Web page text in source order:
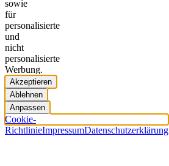
sowie
für
personalisierte
und
nicht
personalisierte
Werbung.
Akzeptieren
Ablehnen
Anpassen
Cookie-
RichtlinieImpressumDatenschutzerklärung